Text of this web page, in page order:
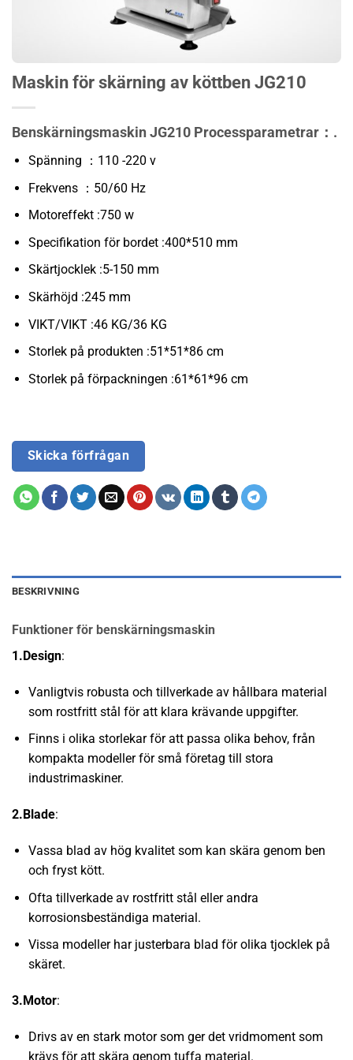
Maskin för skärning av köttben JG210
Benskärningsmaskin JG210 Processparametrar：.
Spänning ：110 -220 v
Frekvens ：50/60 Hz
Motoreffekt :750 w
Specifikation för bordet :400*510 mm
Skärtjocklek :5-150 mm
Skärhöjd :245 mm
VIKT/VIKT :46 KG/36 KG
Storlek på produkten :51*51*86 cm
Storlek på förpackningen :61*61*96 cm
Skicka förfrågan
BESKRIVNING
Funktioner för benskärningsmaskin
1.Design:
Vanligtvis robusta och tillverkade av hållbara material
som rostfritt stål för att klara krävande uppgifter.
Finns i olika storlekar för att passa olika behov, från
kompakta modeller för små företag till stora
industrimaskiner.
2.Blade:
Vassa blad av hög kvalitet som kan skära genom ben
och fryst kött.
Ofta tillverkade av rostfritt stål eller andra
korrosionsbeständiga material.
Vissa modeller har justerbara blad för olika tjocklek på
skäret.
3.Motor:
Drivs av en stark motor som ger det vridmoment som
krävs för att skära genom tuffa material.